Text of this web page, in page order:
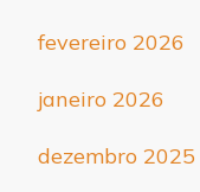
fevereiro 2026
janeiro 2026
dezembro 2025